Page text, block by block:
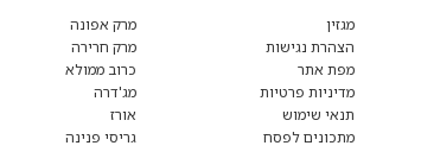
מגזין
הצהרת נגישות
מפת אתר
מדיניות פרטיות
תנאי שימוש
מתכונים לפסח
מרק אפונה
מרק חרירה
כרוב ממולא
מג'דרה
אורז
גריסי פנינה